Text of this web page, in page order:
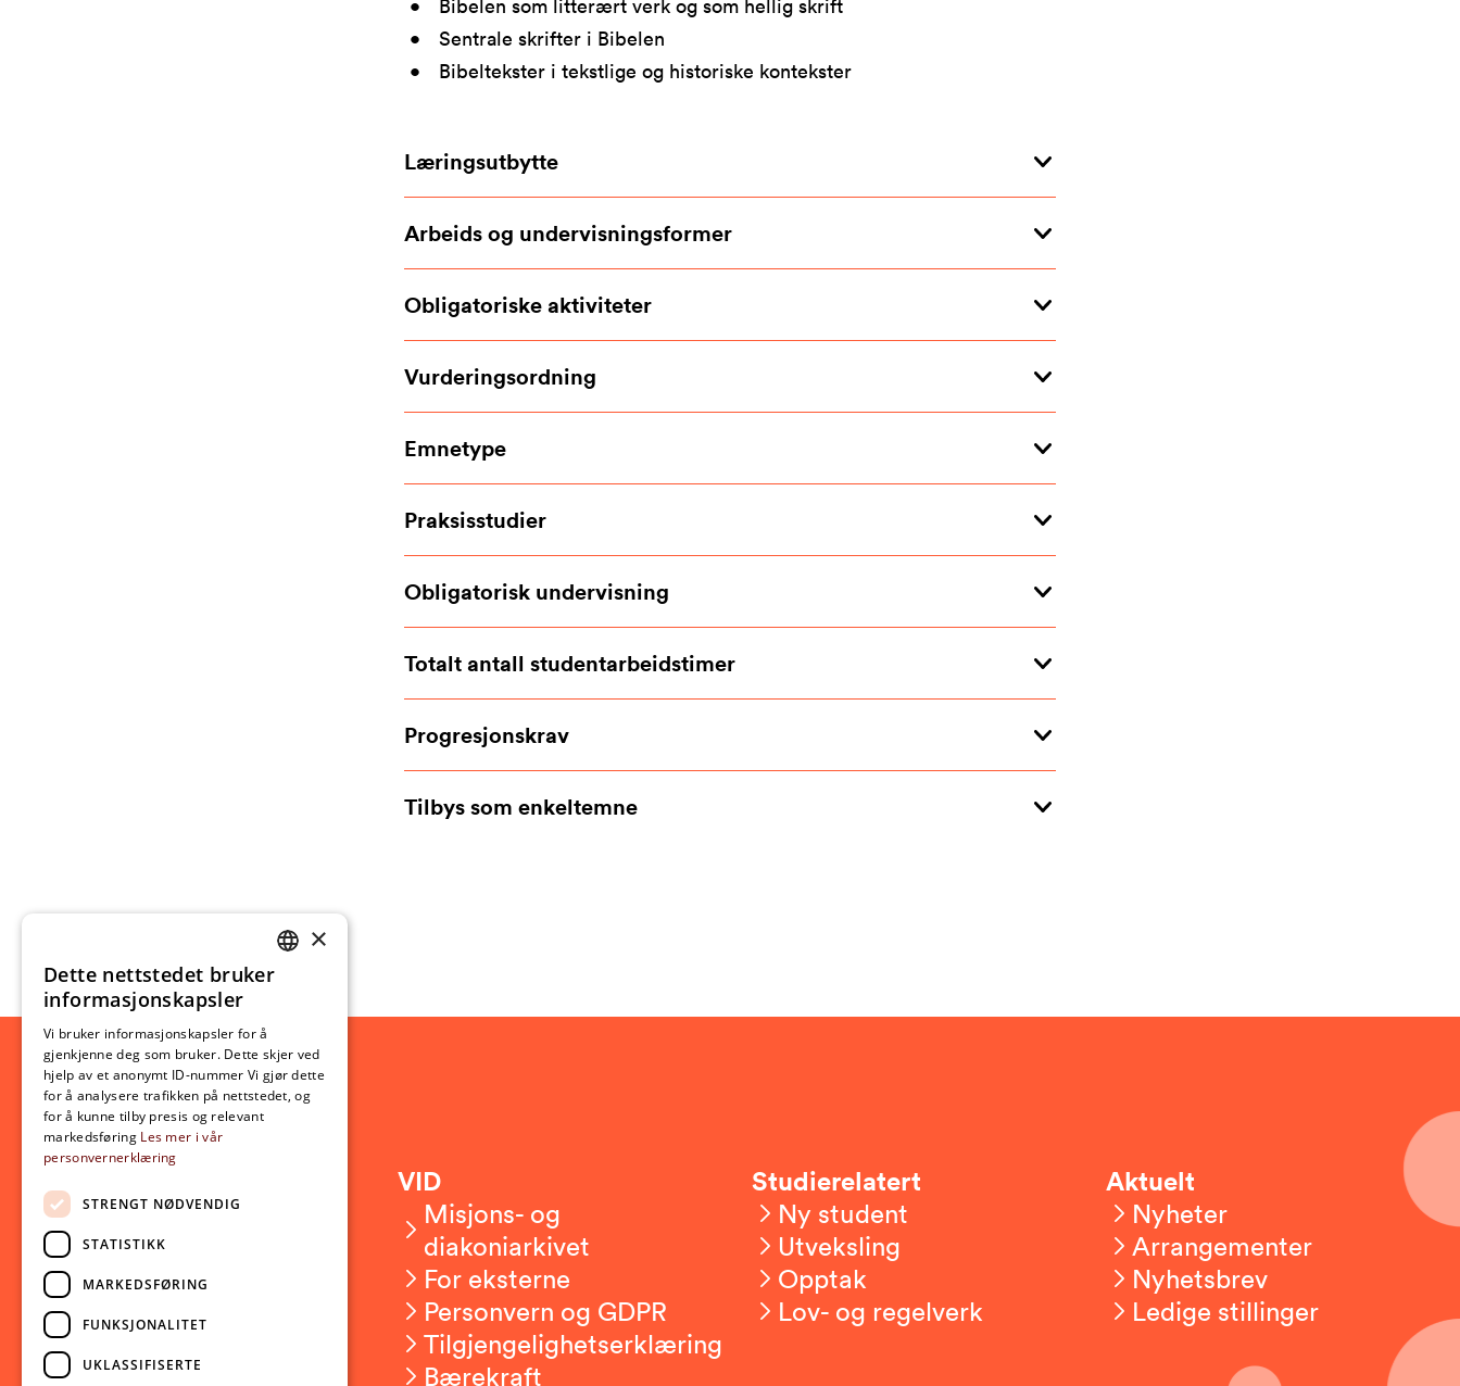
Bibelen som litterært verk og som hellig skrift
Sentrale skrifter i Bibelen
Bibeltekster i tekstlige og historiske kontekster
Læringsutbytte
Arbeids og undervisningsformer
Obligatoriske aktiviteter
Vurderingsordning
Emnetype
Praksisstudier
Obligatorisk undervisning
Totalt antall studentarbeidstimer
Progresjonskrav
Tilbys som enkeltemne
Kontakt oss
Om VID
Ansatte
Presserom
Sikkerhet og beredskap
VID
Misjons- og
diakoniarkivet
For eksterne
Personvern og GDPR
Tilgjengelighetserklæring
Bærekraft
Studierelatert
Ny student
Utveksling
Opptak
Lov- og regelverk
Aktuelt
Nyheter
Arrangementer
Nyhetsbrev
Ledige stillinger
NORWEGIAN
×
Dette nettstedet bruker
informasjonskapsler
Vi bruker informasjonskapsler for å
gjenkjenne deg som bruker. Dette skjer ved
hjelp av et anonymt ID-nummer Vi gjør dette
for å analysere trafikken på nettstedet, og
for å kunne tilby presis og relevant
markedsføring Les mer i vår
personvernerklæring
STRENGT NØDVENDIG
STATISTIKK
MARKEDSFØRING
FUNKSJONALITET
UKLASSIFISERTE